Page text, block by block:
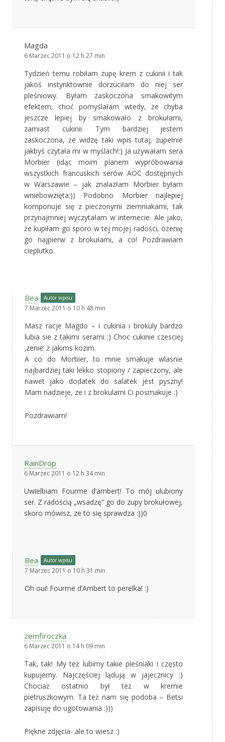
Magda
6 Marzec 2011 o 12 h 27 min
Tydzień temu robiłam zupę krem z cukinii i tak
jakoś instynktownie dorzuciłam do niej ser
pleśniowy. Byłam zaskoczona smakowitym
efektem, choć pomyślałam wtedy, że chyba
jeszcze lepiej by smakowało z brokułami,
zamiast cukinii. Tym bardziej jestem
zaskoczona, że widzę taki wpis tutaj, zupełnie
jakbyś czytała mi w myślach!:) Ja używałam sera
Morbier (idąc moim planem wypróbowania
wszystkich francuskich serów AOC dostępnych
w Warszawie – jak znalazłam Morbier byłam
wniebowzięta:)) Podobno Morbier najlepiej
komponuje się z pieczonymi ziemniakami, tak
przynajmniej wyczytałam w internecie. Ale jako,
że kupiłam go sporo w tej mojej radości, ożenię
go najpierw z brokułami, a co! Pozdrawiam
cieplutko.
Bea Autor wpisu
7 Marzec 2011 o 10 h 48 min
Masz racje Magdo – i cukinia i brokuly bardzo
lubia sie z takimi serami :) Choc cukinie czesciej
‚zenie’ z jakims kozim.
A co do Morbier, to mnie smakuje wlasnie
najbardziej taki lekko stopiony / zapieczony, ale
nawet jako dodatek do salatek jest pyszny!
Mam nadzieje, ze i z brokulami Ci posmakuje :)
Pozdrawiam!
RainDrop
6 Marzec 2011 o 12 h 34 min
Uwielbiam Fourme d’ambert! To mój ulubiony
ser. Z radością „wsadzę” go do zupy brokułowej,
skoro mówisz, ze to się sprawdza :))0
Bea Autor wpisu
7 Marzec 2011 o 10 h 31 min
Oh oui! Fourme d’Ambert to perelka! :)
zemfiroczka
6 Marzec 2011 o 14 h 09 min
Tak, tak! My też lubimy takie pleśniaki i często
kupujemy. Najczęściej lądują w jajecznicy :)
Chociaż ostatnio był też w kremie
pietruszkowym. Ta też nam się podoba – Betsi
zapisuję do ugotowania :)))
Piękne zdjęcia- ale to wiesz :)